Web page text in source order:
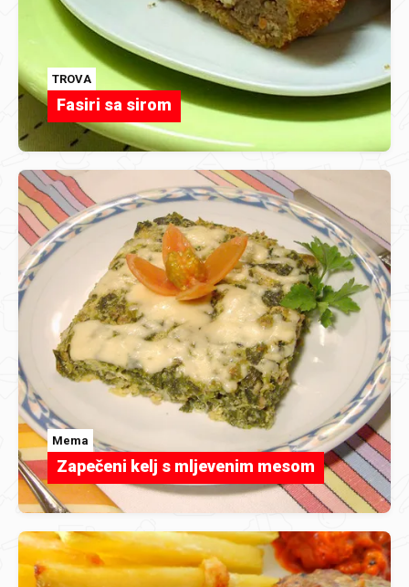
TROVA
Fasiri sa sirom
Mema
Zapečeni kelj s mljevenim mesom